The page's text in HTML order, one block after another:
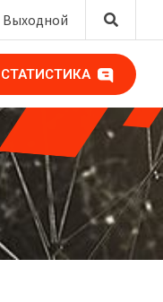
Выходной
СТАТИСТИКА